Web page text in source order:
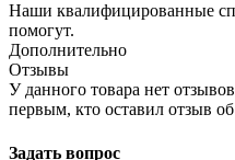
Наши квалифицированные
помогут.
Дополнительно
Отзывы
У данного товара нет
первым, кто оставил отзыв
Задать вопрос